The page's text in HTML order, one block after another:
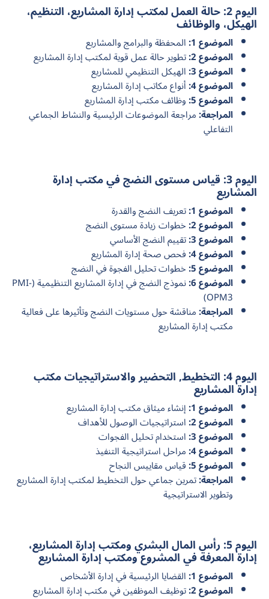
اليوم 2: حالة العمل لمكتب إدارة المشاريع، التنظيم،
الهيكل، والوظائف
الموضوع 1: المحفظة والبرامج والمشاريع
الموضوع 2: تطوير حالة عمل قوية لمكتب إدارة المشاريع
الموضوع 3: الهيكل التنظيمي للمشاريع
الموضوع 4: أنواع مكاتب إدارة المشاريع
الموضوع 5: وظائف مكتب إدارة المشاريع
المراجعة:مراجعة الموضوعات الرئيسية والنشاط الجماعي
التفاعلي
اليوم 3: قياس مستوى النضج في مكتب إدارة
المشاريع
الموضوع 1: تعريف النضج والقدرة
الموضوع 2: خطوات زيادة مستوى النضج
الموضوع 3: تقييم النضج الأساسي
الموضوع 4: فحص صحة إدارة المشاريع
الموضوع 5: خطوات تحليل الفجوة في النضج
الموضوع 6: نموذج النضج في إدارة المشاريع التنظيمية (PMI-
OPM3)
المراجعة:مناقشة حول مستويات النضج وتأثيرها على فعالية
مكتب إدارة المشاريع
اليوم 4: التخطيط, التحضير والاستراتيجيات مكتب
إدارة المشاريع
الموضوع 1: إنشاء ميثاق مكتب إدارة المشاريع
الموضوع 2: استراتيجيات الوصول للأهداف
الموضوع 3: استخدام تحليل الفجوات
الموضوع 4: مراحل استراتيجية التنفيذ
الموضوع 5: قياس مقاييس النجاح
المراجعة:تمرين جماعي حول التخطيط لمكتب إدارة المشاريع
وتطوير الاستراتيجية
اليوم 5: رأس المال البشري ومكتب إدارة المشاريع،
إدارة المعرفة في المشروع ومكتب إدارة المشاريع
الموضوع 1: القضايا الرئيسية في إدارة الأشخاص
الموضوع 2: توظيف الموظفين في مكتب إدارة المشاريع